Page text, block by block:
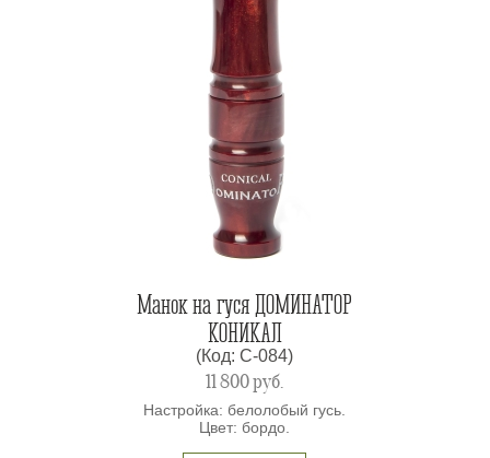
Манок на гуся ДОМИНАТОР
КОНИКАЛ
(Код: C-084)
11 800руб.
Настройка: белолобый гусь.
Цвет: бордо.